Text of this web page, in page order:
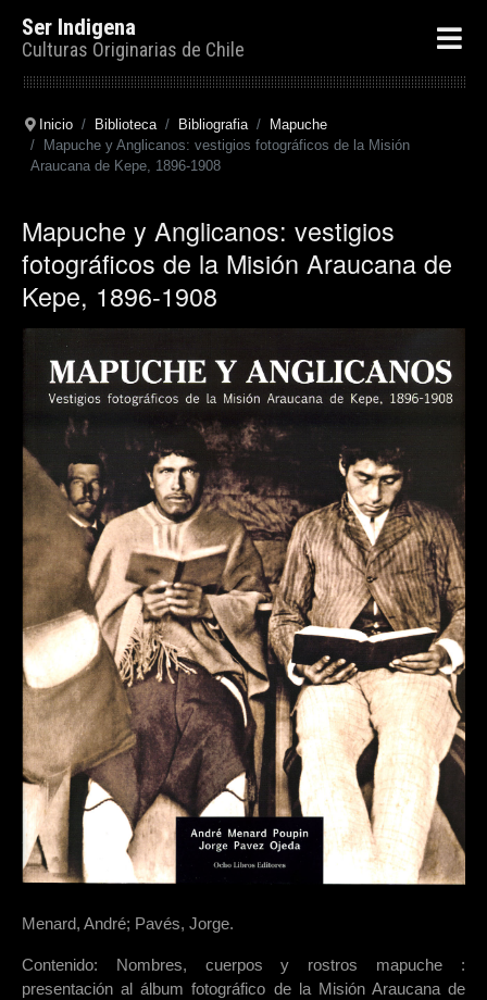
Ser Indigena
Culturas Originarias de Chile
Inicio Biblioteca Bibliografia
Mapuche
Mapuche y Anglicanos: vestigios fotográficos de la Misión
Araucana de Kepe, 1896-1908
Mapuche y Anglicanos: vestigios
fotográficos de la Misión Araucana de
Kepe, 1896-1908
Menard, André; Pavés, Jorge.
Contenido: Nombres, cuerpos y rostros mapuche :
presentación al álbum fotográfico de la Misión Araucana de